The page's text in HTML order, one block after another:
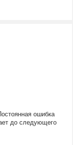
ошибка
до следующего